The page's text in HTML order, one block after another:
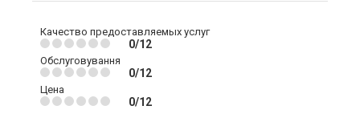
Качество предоставляемых услуг
0/12
Обслуговування
0/12
Цена
0/12